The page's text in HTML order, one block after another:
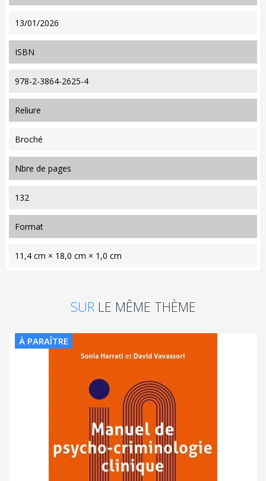
13/01/2026
ISBN
978-2-3864-2625-4
reliure
Broché
nbre de pages
132
format
11,4 cm × 18,0 cm × 1,0 cm
SUR LE MÊME THÈME
À PARAÎTRE